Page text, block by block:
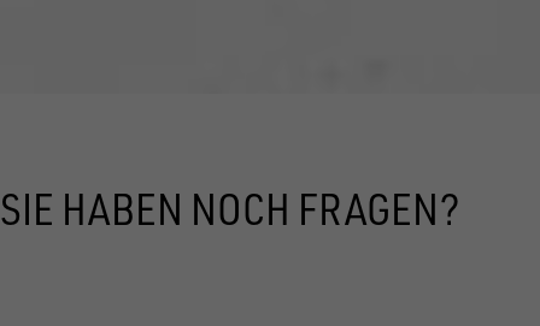
SIE HABEN NOCH FRAGEN?